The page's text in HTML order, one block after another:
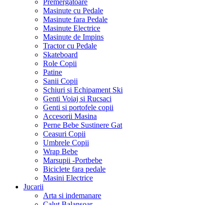
Premergatoare
Masinute cu Pedale
Masinute fara Pedale
Masinute Electrice
Masinute de Impins
Tractor cu Pedale
Skateboard
Role Copii
Patine
Sanii Copii
Schiuri si Echipament Ski
Genti Voiaj si Rucsaci
Genti si portofele copii
Accesorii Masina
Perne Bebe Sustinere Gat
Ceasuri Copii
Umbrele Copii
Wrap Bebe
Marsupii -Portbebe
Biciclete fara pedale
Masini Electrice
Jucarii
Arta si indemanare